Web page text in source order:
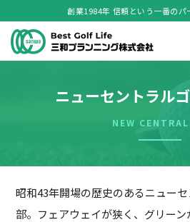
創業1984年 信頼という一番のパ
ニューセントラル
NEW
昭和43年開場の歴史のあるニュー
部。フェアウェイが狭く、グリー